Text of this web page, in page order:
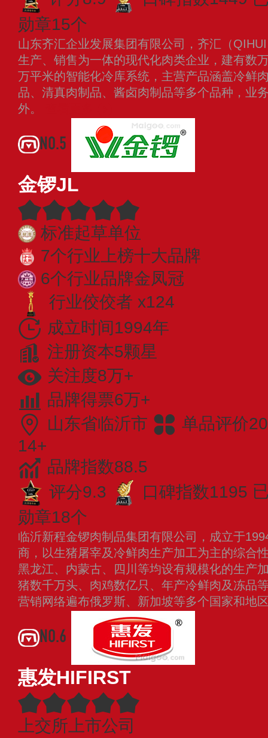
勋章15个
山东齐汇企业发展集团有限公司，齐汇（
生产、销售为一体的现代化肉类企业，建有数
万平米的智能化冷库系统，主营产品涵盖冷鲜
品、清真肉制品、酱卤肉制品等多个品种，业
外。
NO.5
金锣JL
标准起草单位
7个行业上榜十大品牌
6个行业品牌金凤冠
行业佼佼者 x124
成立时间1994年
注册资本5颗星
关注度8万+
品牌得票6万+
山东省临沂市
单品评价
14+
品牌指数88.5
评分9.3
口碑指数1195
勋章18个
临沂新程金锣肉制品集团有限公司，成立于
商，以生猪屠宰及冷鲜肉生产加工为主的综合
黑龙江、内蒙古、四川等均设有规模化的生产
猪数千万头、肉鸡数亿只、年产冷鲜肉及冻品
营销网络遍布俄罗斯、新加坡等多个国家和地
NO.6
惠发HIFIRST
上交所上市公司